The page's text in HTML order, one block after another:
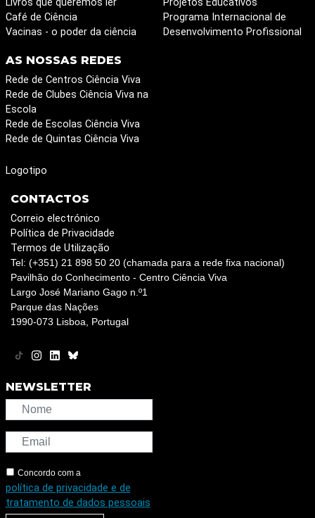
Café de Ciência
Vacinas - o poder da ciência
Programa Internacional de
Desenvolvimento Profissional
AS NOSSAS REDES
Rede de Centros Ciência Viva
Rede de Clubes Ciência Viva na
Escola
Rede de Escolas Ciência Viva
Rede de Quintas Ciência Viva
Logotipo
CONTACTOS
Correio electrónico
Política de Privacidade
Termos de Utilização
Tel: (+351) 21 898 50 20 (chamada para a rede fixa nacional)
Pavilhão do Conhecimento - Centro Ciência Viva
Largo José Mariano Gago n.º1
Parque das Nações
1990-073 Lisboa, Portugal
NEWSLETTER
Concordo com a
política de privacidade e de
tratamento de dados pessoais